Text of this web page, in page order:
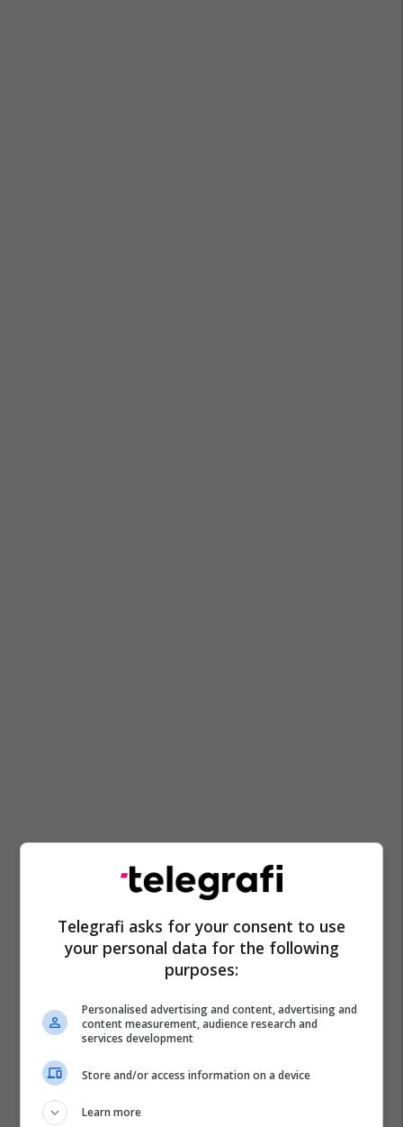
Telegrafi asks for your consent to use
your personal data for the following
purposes:
Personalised advertising and content, advertising and
content measurement, audience research and
services development
Store and/or access information on a device
Learn more